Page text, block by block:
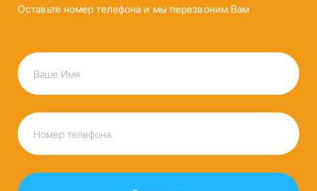
Оставьте номер телефона и мы перезвоним Вам